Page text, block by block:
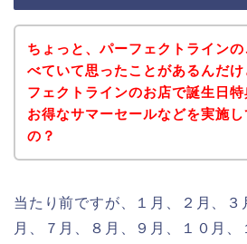
ちょっと、パーフェクトラインの
べていて思ったことがあるんだ
フェクトラインのお店で誕生日
お得なサマーセールなどを実施
の？
当たり前ですが、１月、２月、３
月、７月、８月、９月、１０月、